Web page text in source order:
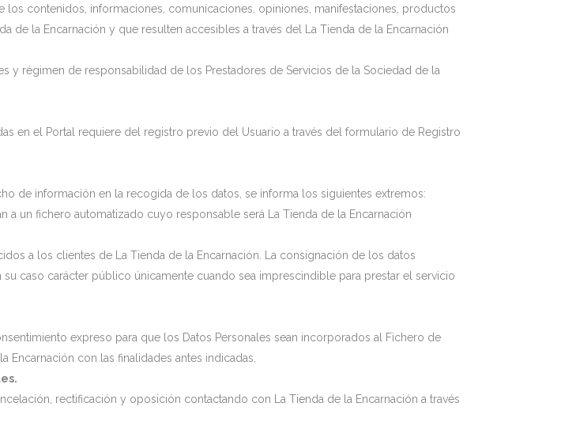
contenidos, informaciones, comunicaciones, opiniones, manifestaciones, productos
la Encarnación y que resulten accesibles a través del La Tienda de la Encarnación
y régimen de responsabilidad de los Prestadores de Servicios de la Sociedad de la
en el Portal requiere del registro previo del Usuario a través del formulario de Registro
de información en la recogida de los datos, se informa los siguientes extremos:
un fichero automatizado cuyo responsable será La Tienda de la Encarnación
a los clientes de La Tienda de la Encarnación. La consignación de los datos
caso carácter público únicamente cuando sea imprescindible para prestar el servicio
expreso para que los Datos Personales sean incorporados al Fichero de
Encarnación con las finalidades antes indicadas.
rectificación y oposición contactando con La Tienda de la Encarnación a través